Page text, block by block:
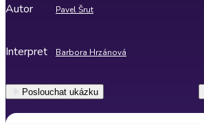
Autor Pavel Šrut
Interpret Barbora Hrzánová
Poslouchat ukázku